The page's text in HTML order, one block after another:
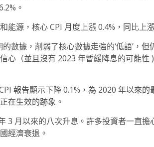
。
能源，核心 CPI 月度上漲 0.4%，同比上
數據，削弱了核心數據走強的‘低語’，
心（並且沒有 2023 年暫緩降息的可能
報告顯示下降 0.1%，為 2020 年以來
在生效的跡象。
3 月以來的八次升息。許多投資者一直
經濟衰退。